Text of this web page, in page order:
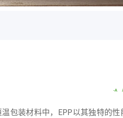
-A
装材料中，EPP以其独特的性